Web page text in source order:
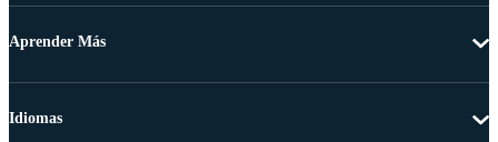
Aprender Más
Idiomas